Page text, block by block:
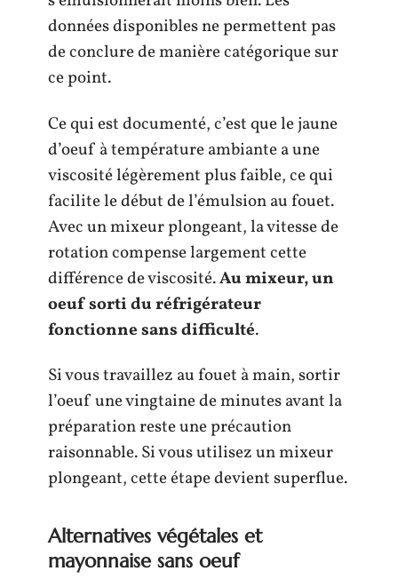
données disponibles ne permettent pas
de conclure de manière catégorique sur
ce point.
Ce qui est documenté, c’est que le jaune
d’oeuf à température ambiante a une
viscosité légèrement plus faible, ce qui
facilite le début de l’émulsion au fouet.
Avec un mixeur plongeant, la vitesse de
rotation compense largement cette
différence de viscosité.Au mixeur, un
oeuf sorti du réfrigérateur
fonctionne sans difficulté.
Si vous travaillez au fouet à main, sortir
l’oeuf une vingtaine de minutes avant la
préparation reste une précaution
raisonnable. Si vous utilisez un mixeur
plongeant, cette étape devient superflue.
Alternatives végétales et
mayonnaise sans oeuf